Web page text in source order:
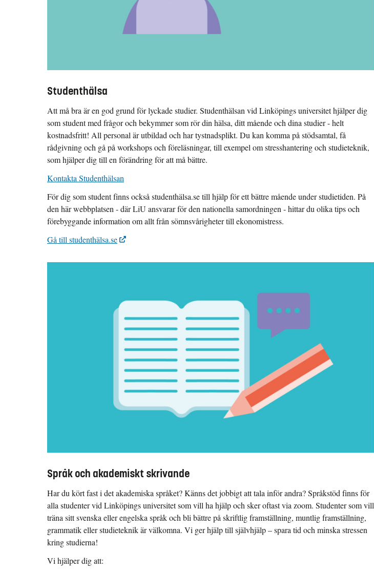
Studenthälsa
Att må bra är en god grund för lyckade studier. Studenthälsan vid Linköpings universitet hjälper dig
som student med frågor och bekymmer som rör din hälsa, ditt mående och dina studier - helt
kostnadsfritt! All personal är utbildad och har tystnadsplikt. Du kan komma på stödsamtal, få
rådgivning och gå på workshops och föreläsningar, till exempel om stresshantering och studieteknik,
som hjälper dig till en förändring för att må bättre.
Kontakta Studenthälsan
För dig som student finns också studenthälsa.se till hjälp för ett bättre mående under studietiden. På
den här webbplatsen - där LiU ansvarar för den nationella samordningen - hittar du olika tips och
förebyggande information om allt från sömnsvårigheter till ekonomistress.
Gå till studenthälsa.se
Språk och akademiskt skrivande
Har du kört fast i det akademiska språket? Känns det jobbigt att tala inför andra? Språkstöd finns för
alla studenter vid Linköpings universitet som vill ha hjälp och sker oftast via zoom. Studenter som vill
träna sitt svenska eller engelska språk och bli bättre på skriftlig framställning, muntlig framställning,
grammatik eller studieteknik är välkomna. Vi ger hjälp till självhjälp – spara tid och minska stressen
kring studierna!
Vi hjälper dig att: